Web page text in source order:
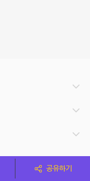
공유하기